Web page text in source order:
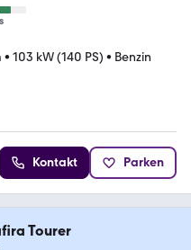
• 103 kW (140 PS) • Benzin
Kontakt Parken
Tourer